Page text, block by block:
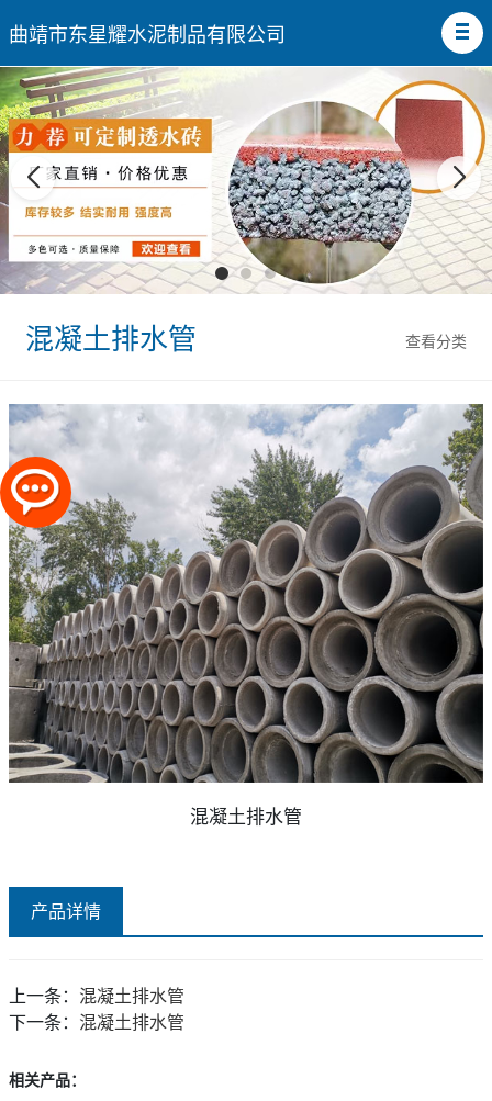
曲靖市东星耀水泥制品有限公司
查看分类
混凝土排水管
混凝土排水管
产品详情
上一条： 混凝土排水管
下一条： 混凝土排水管
相关产品：